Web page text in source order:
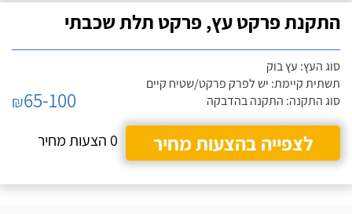
התקנת פרקט עץ, פרקט תלת שכבתי
סוג העץ: עץ בוק
תשתית קיימת: יש לפרק פרקט/שטיח קיים
סוג התקנה: התקנה בהדבקה
₪65-100
לצפייה בהצעות מחיר
0 הצעות מחיר